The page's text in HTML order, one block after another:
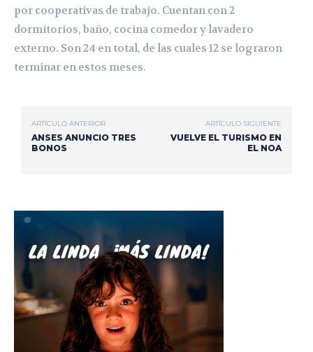
por cooperativas de trabajo. Cuentan con 2
dormitorios, baño, cocina comedor y lavadero
externo. Son 24 en total, de las cuales 12 se lograron
terminar en estos meses.
ARTÍCULO ANTERIOR
ANSES ANUNCIO TRES
BONOS
ARTÍCULO SIGUIENTE
VUELVE EL TURISMO EN
EL NOA